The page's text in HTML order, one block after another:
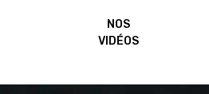
NOS
VIDÉOS